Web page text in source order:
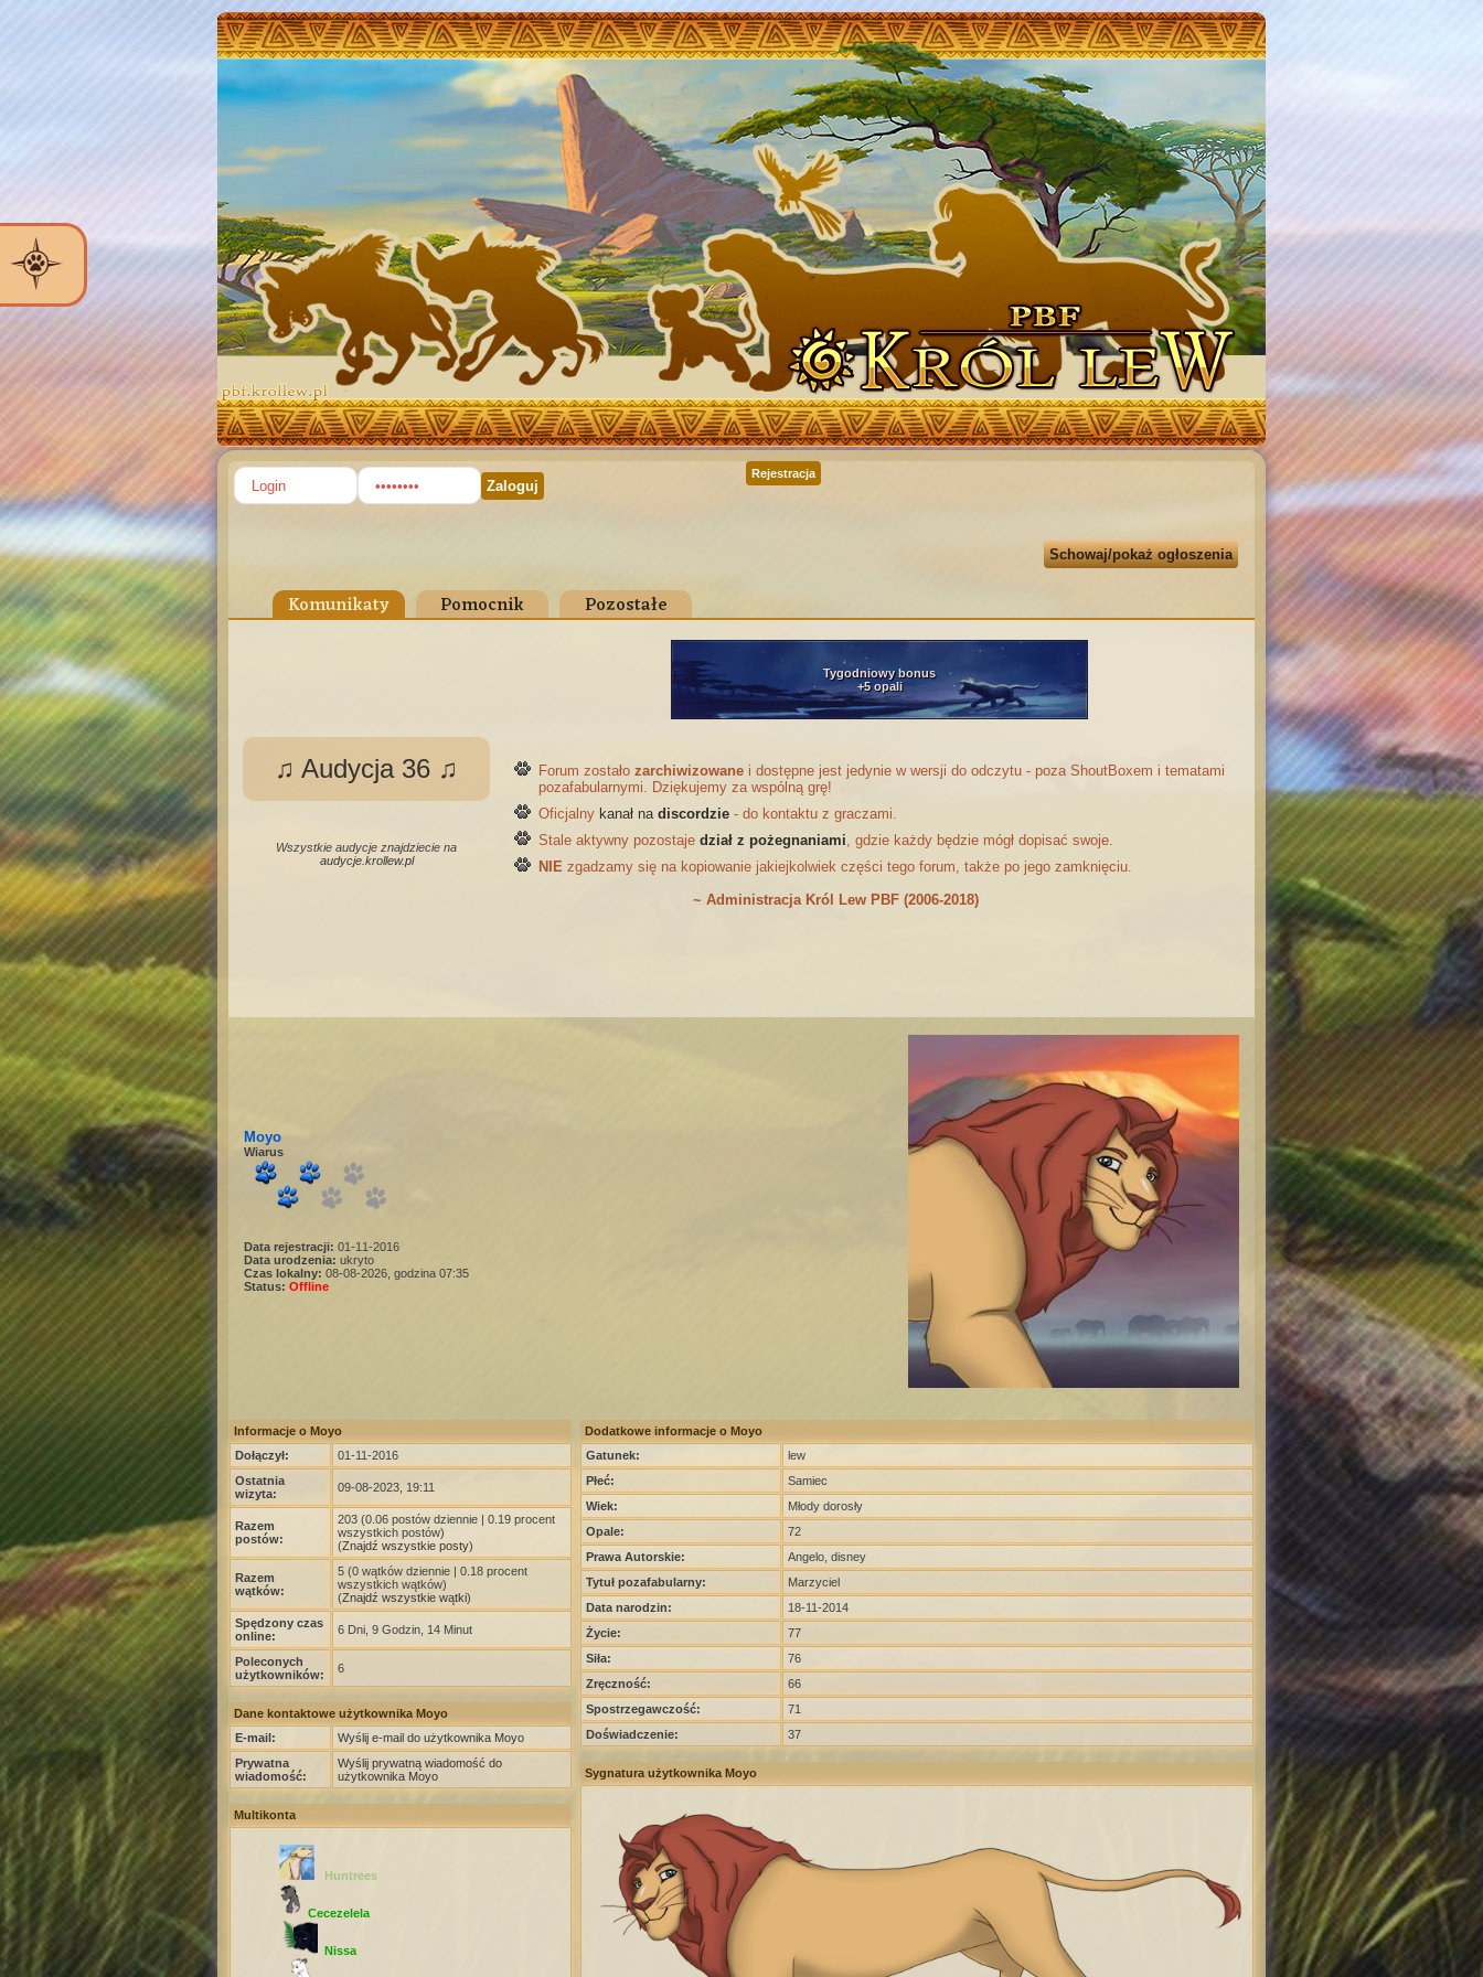
Rejestracja
Schowaj/pokaż ogłoszenia
Komunikaty Pomocnik Pozostałe
♫ Audycja 36 ♫
Wszystkie audycje znajdziecie na
audycje.krollew.pl
Tygodniowy bonus
+5 opali
Forum zostało zarchiwizowane i dostępne jest jedynie w wersji do odczytu - poza ShoutBoxem i tematami
pozafabularnymi. Dziękujemy za wspólną grę!
Oficjalny kanał na discordzie - do kontaktu z graczami.
Stale aktywny pozostaje dział z pożegnaniami, gdzie każdy będzie mógł dopisać swoje.
NIE zgadzamy się na kopiowanie jakiejkolwiek części tego forum, także po jego zamknięciu.
~ Administracja Król Lew PBF (2006-2018)
Moyo
Wiarus
Data rejestracji: 01-11-2016
Data urodzenia: ukryto
Czas lokalny: 08-08-2026, godzina 07:35
Status: Offline
Informacje o Moyo
Dołączył:
01-11-2016
Ostatnia
wizyta:
09-08-2023, 19:11
Razem
postów:
203 (0.06 postów dziennie | 0.19 procent
wszystkich postów)
(Znajdź wszystkie posty)
Razem
wątków:
5 (0 wątków dziennie | 0.18 procent
wszystkich wątków)
(Znajdź wszystkie wątki)
Spędzony czas
online:
6 Dni, 9 Godzin, 14 Minut
Poleconych
użytkowników:
6
Dane kontaktowe użytkownika Moyo
E-mail:
Wyślij e-mail do użytkownika Moyo
Prywatna
wiadomość:
Wyślij prywatną wiadomość do
użytkownika Moyo
Multikonta
Huntrees
Cecezelela
Nissa
Dodatkowe informacje o Moyo
Gatunek:
lew
Płeć:
Samiec
Wiek:
Młody dorosły
Opale:
72
Prawa Autorskie:
Angelo, disney
Tytuł pozafabularny:
Marzyciel
Data narodzin:
18-11-2014
Życie:
77
Siła:
76
Zręczność:
66
Spostrzegawczość:
71
Doświadczenie:
37
Sygnatura użytkownika Moyo